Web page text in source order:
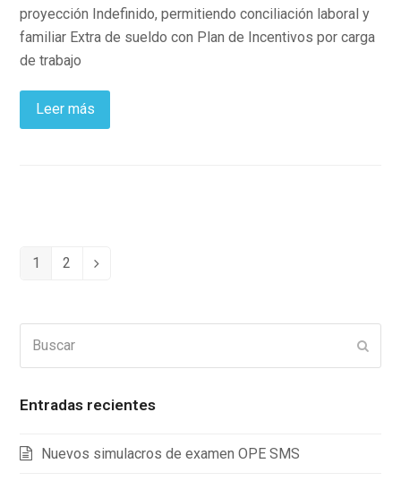
proyección Indefinido, permitiendo conciliación laboral y
familiar Extra de sueldo con Plan de Incentivos por carga
de trabajo
Leer más
Page
1 Page
2 Siguiente
Entradas recientes
Nuevos simulacros de examen OPE SMS